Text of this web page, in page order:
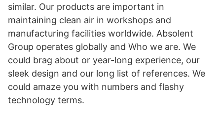
similar. Our products are important in
maintaining clean air in workshops and
manufacturing facilities worldwide. Absolent
Group operates globally and Who we are. We
could brag about or year-long experience, our
sleek design and our long list of references. We
could amaze you with numbers and flashy
technology terms.